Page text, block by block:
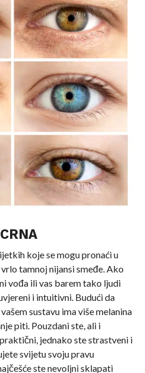
koje se mogu pronaći u
tamnoj nijansi smeđe. Ako
vođa ili vas barem tako ljudi
i intuitivni. Budući da
sustavu ima više melanina
piti. Pouzdani ste, ali i
jednako ste strastveni i
svijetu svoju pravu
ste nevoljni sklapati